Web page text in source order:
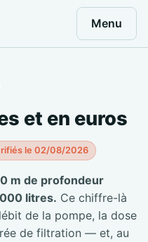
Menu
et en euros
le 02/08/2026
m de profondeur
litres. Ce chiffre-là
de la pompe, la dose
de filtration — et, au